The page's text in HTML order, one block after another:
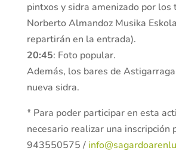
pintxos y sidra amenizado por
Norberto Almandoz Musika
repartirán en la entrada).
20:45: Foto popular.
Además, los bares de
nueva sidra.
* Para poder participar en esta
necesario realizar una inscripción
943550575 /